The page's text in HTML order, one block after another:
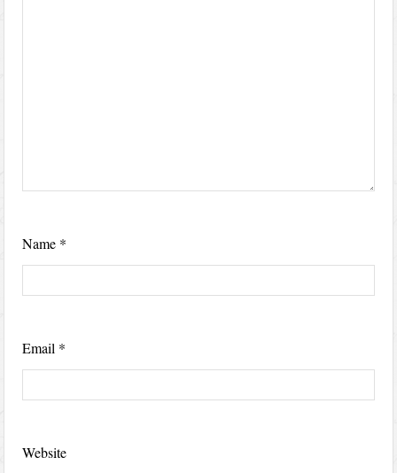
Name *
Email *
Website